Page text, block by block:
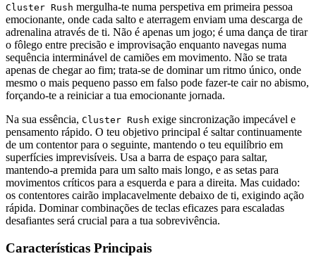
Cluster Rush mergulha-te numa perspetiva em primeira pessoa
emocionante, onde cada salto e aterragem enviam uma descarga de
adrenalina através de ti. Não é apenas um jogo; é uma dança de tirar
o fôlego entre precisão e improvisação enquanto navegas numa
sequência interminável de camiões em movimento. Não se trata
apenas de chegar ao fim; trata-se de dominar um ritmo único, onde
mesmo o mais pequeno passo em falso pode fazer-te cair no abismo,
forçando-te a reiniciar a tua emocionante jornada.
Na sua essência, Cluster Rush exige sincronização impecável e
pensamento rápido. O teu objetivo principal é saltar continuamente
de um contentor para o seguinte, mantendo o teu equilíbrio em
superfícies imprevisíveis. Usa a barra de espaço para saltar,
mantendo-a premida para um salto mais longo, e as setas para
movimentos críticos para a esquerda e para a direita. Mas cuidado:
os contentores cairão implacavelmente debaixo de ti, exigindo ação
rápida. Dominar combinações de teclas eficazes para escaladas
desafiantes será crucial para a tua sobrevivência.
Características Principais